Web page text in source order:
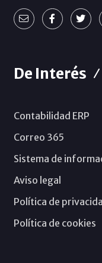
De Interés
Contabilidad ERP
Correo 365
Sistema de
Aviso legal
Política de
Política de cookies